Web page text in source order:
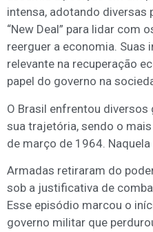
intensa, adotando
“New Deal” para lidar com
reerguer a economia.
relevante na recuperação
papel do governo na
O Brasil enfrentou
sua trajetória, sendo o
de março de 1964.
Armadas retiraram do
sob a justificativa de
Esse episódio marcou o
governo militar que